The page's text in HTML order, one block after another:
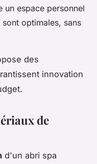
un espace personnel
optimales, sans
des
innovation
de
d'un abri spa